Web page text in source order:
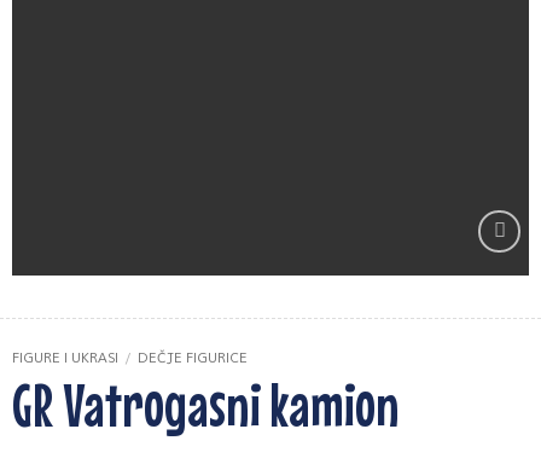
Zaprati
FIGURE I UKRASI / DEČJE FIGURICE
GR Vatrogasni kamion